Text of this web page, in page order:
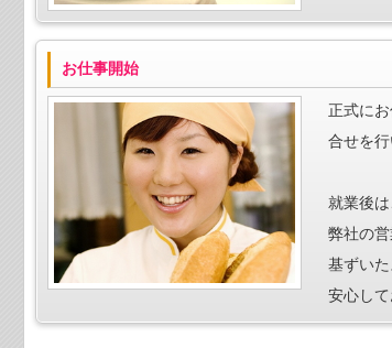
お仕事開始
正式に
合せを
就業後は
弊社の
基ずい
安心して